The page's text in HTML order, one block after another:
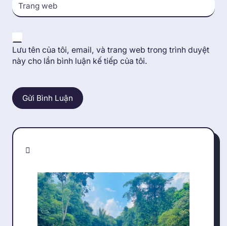
Trang web
Lưu tên của tôi, email, và trang web trong trình duyệt
này cho lần bình luận kế tiếp của tôi.